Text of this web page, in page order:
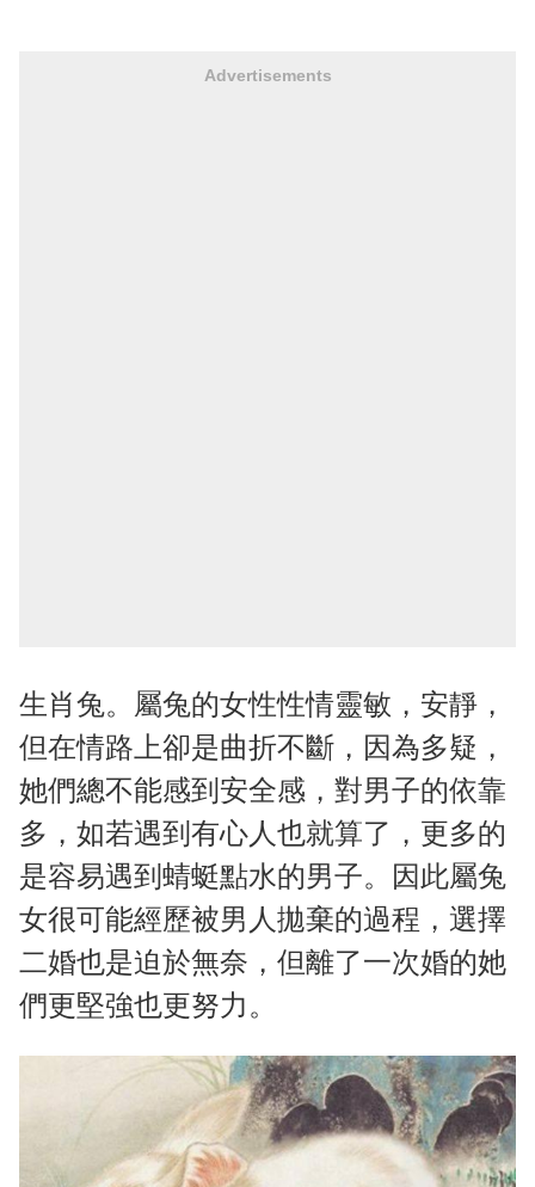
Advertisements
生肖兔。屬兔的女性性情靈敏，安靜，
但在情路上卻是曲折不斷，因為多疑，
她們總不能感到安全感，對男子的依靠
多，如若遇到有心人也就算了，更多的
是容易遇到蜻蜓點水的男子。因此屬兔
女很可能經歷被男人拋棄的過程，選擇
二婚也是迫於無奈，但離了一次婚的她
們更堅強也更努力。